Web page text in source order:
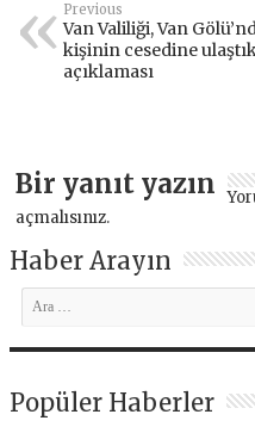
Previous
Van Valiliği, Van
kişinin cesedine
açıklaması
Bir yanıt yazın
açmalısınız.
Haber Arayın
Popüler Haberler